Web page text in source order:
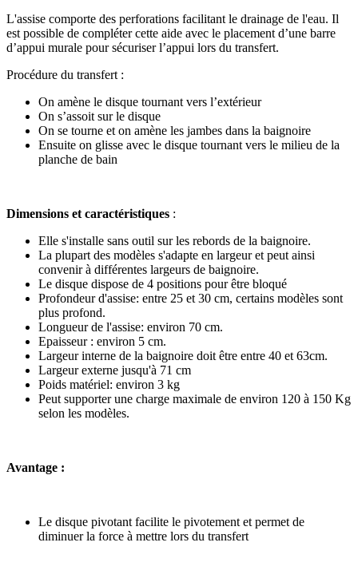
L'assise comporte des perforations facilitant le drainage de l'eau. Il
est possible de compléter cette aide avec le placement d’une barre
d’appui murale pour sécuriser l’appui lors du transfert.
Procédure du transfert :
On amène le disque tournant vers l’extérieur
On s’assoit sur le disque
On se tourne et on amène les jambes dans la baignoire
Ensuite on glisse avec le disque tournant vers le milieu de la
planche de bain
Dimensions et caractéristiques :
Elle s'installe sans outil sur les rebords de la baignoire.
La plupart des modèles s'adapte en largeur et peut ainsi
convenir à différentes largeurs de baignoire.
Le disque dispose de 4 positions pour être bloqué
Profondeur d'assise: entre 25 et 30 cm, certains modèles sont
plus profond.
Longueur de l'assise: environ 70 cm.
Epaisseur : environ 5 cm.
Largeur interne de la baignoire doit être entre 40 et 63cm.
Largeur externe jusqu'à 71 cm
Poids matériel: environ 3 kg
Peut supporter une charge maximale de environ 120 à 150 Kg
selon les modèles.
Avantage :
Le disque pivotant facilite le pivotement et permet de
diminuer la force à mettre lors du transfert